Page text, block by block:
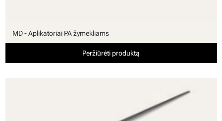
MD - Aplikatoriai PA žymekliams
Peržiūrėti produktą